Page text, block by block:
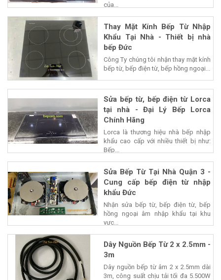
của...
Thay Mặt Kính Bếp Từ Nhập
Khẩu Tại Nhà - Thiết bị nhà
bếp Đức
Công Ty chúng tôi nhận thay mặt kính
bếp từ, bếp điện từ, bếp hồng ngoại...
Sửa bếp từ, bếp điện từ Lorca
tại nhà - Đại Lý Bếp Lorca
Chính Hãng
Lorca là thương hiệu nhà bếp nhập
khẩu cao cấp với nhiều thiết bị như:
Bếp...
Sửa Bếp Từ Tại Nhà Quận 3 -
Cung cấp bếp điện từ nhập
khẩu Đức
Nhận sửa bếp từ, bếp điện từ, bếp
hồng ngoại âm nhập khẩu tại khu
vực...
Dây Nguồn Bếp Từ 2 x 2.5mm -
3m
Dây nguồn bếp từ âm 2 x 2.5mm dài
3m, công suất chịu tải tối đa 5.500W